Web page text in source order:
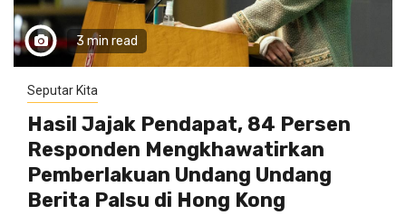
3 min read
Seputar Kita
Hasil Jajak Pendapat, 84 Persen
Responden Mengkhawatirkan
Pemberlakuan Undang Undang
Berita Palsu di Hong Kong